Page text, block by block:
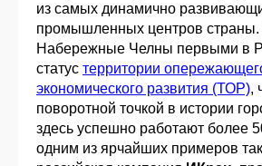
из самых динамично
промышленных центров страны.
Набережные Челны первыми в
статус территории
экономического развития (ТОР),
поворотной точкой в истории
здесь успешно работают более
одним из ярчайших примеров